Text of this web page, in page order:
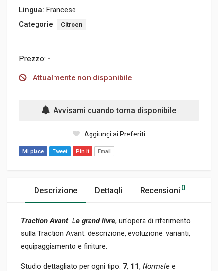
Lingua: Francese
Categorie:
Citroen
Prezzo: -
Attualmente non disponibile
Avvisami quando torna disponibile
Aggiungi ai Preferiti
Mi piace Tweet Pin It Email
Descrizione Dettagli Recensioni 0
Traction Avant. Le grand livre, un'opera di riferimento
sulla Traction Avant: descrizione, evoluzione, varianti,
equipaggiamento e finiture.
Studio dettagliato per ogni tipo: 7, 11, Normale e